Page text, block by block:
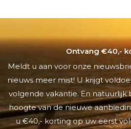
Ontvang €40,-
Meldt u aan voor onze
nieuws meer mist! U krijgt
volgende vakantie. En natuurlijk
hoogte van de nieuwe
u €40,- korting op uw eerst